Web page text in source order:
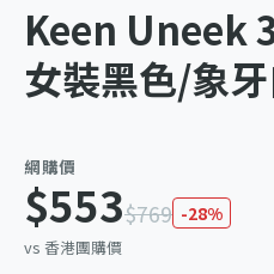
Keen Uneek
女裝黑色/象
網購價
$553$769 -28%
vs 香港團購價